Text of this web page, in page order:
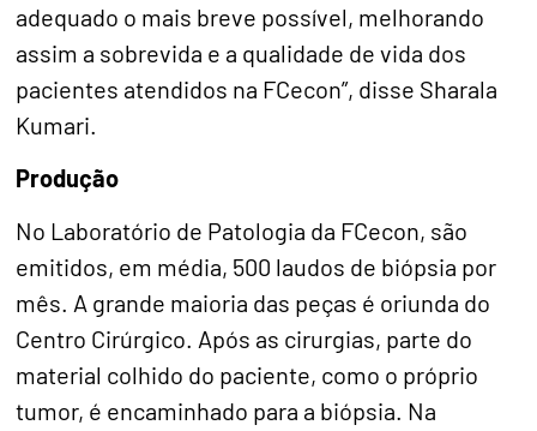
adequado o mais breve possível, melhorando
assim a sobrevida e a qualidade de vida dos
pacientes atendidos na FCecon”, disse Sharala
Kumari.
Produção
No Laboratório de Patologia da FCecon, são
emitidos, em média, 500 laudos de biópsia por
mês. A grande maioria das peças é oriunda do
Centro Cirúrgico. Após as cirurgias, parte do
material colhido do paciente, como o próprio
tumor, é encaminhado para a biópsia. Na